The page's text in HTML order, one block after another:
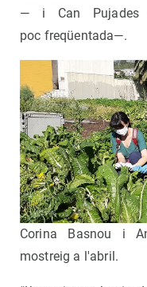
— i Can Pujades
poc freqüentada—.
Corina Basnou i
mostreig a l'abril.